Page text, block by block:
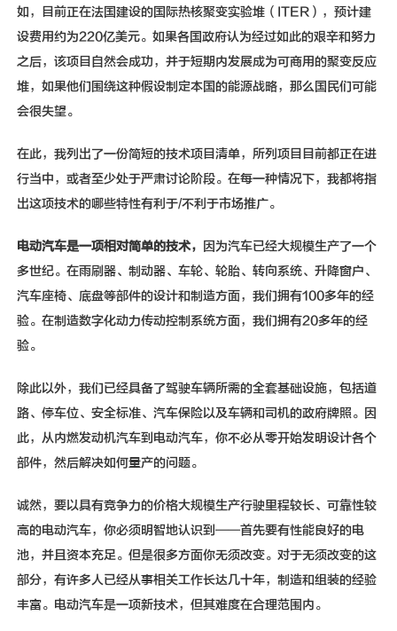
如，目前正在法国建设的国际热核聚变实验堆（ITER），预计建
设费用约为220亿美元。如果各国政府认为经过如此的艰辛和努力
之后，该项目自然会成功，并于短期内发展成为可商用的聚变反应
堆，如果他们围绕这种假设制定本国的能源战略，那么国民们可能
会很失望。
在此，我列出了一份简短的技术项目清单，所列项目目前都正在进
行当中，或者至少处于严肃讨论阶段。在每一种情况下，我都将指
出这项技术的哪些特性有利于/不利于市场推广。
电动汽车是一项相对简单的技术， 因为汽车已经大规模生产了一个
多世纪。在雨刷器、制动器、车轮、轮胎、转向系统、升降窗户、
汽车座椅、底盘等部件的设计和制造方面，我们拥有100多年的经
验。在制造数字化动力传动控制系统方面，我们拥有20多年的经
验。
除此以外，我们已经具备了驾驶车辆所需的全套基础设施，包括道
路、停车位、安全标准、汽车保险以及车辆和司机的政府牌照。因
此，从内燃发动机汽车到电动汽车，你不必从零开始发明设计各个
部件，然后解决如何量产的问题。
诚然，要以具有竞争力的价格大规模生产行驶里程较长、可靠性较
高的电动汽车，你必须明智地认识到——首先要有性能良好的电
池，并且资本充足。但是很多方面你无须改变。对于无须改变的这
部分，有许多人已经从事相关工作长达几十年，制造和组装的经验
丰富。电动汽车是一项新技术，但其难度在合理范围内。